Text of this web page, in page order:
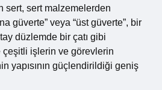
sert, sert malzemelerden
güverte” veya “üst güverte”, bir
düzlemde bir çatı gibi
işlerin ve görevlerin
yapısının güçlendirildiği geniş